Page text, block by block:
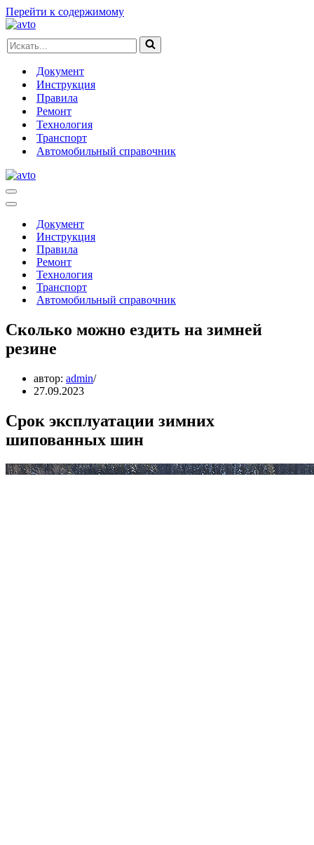
Перейти к содержимому
Искать...
Документ
Инструкция
Правила
Ремонт
Технология
Транспорт
Автомобильный справочник
Меню
навигации
Меню
навигацииДокумент
Инструкция
Правила
Ремонт
Технология
Транспорт
Автомобильный справочник
Сколько можно ездить на зимней
резине
автор: admin
27.09.2023
Срок эксплуатации зимних
шипованных шин